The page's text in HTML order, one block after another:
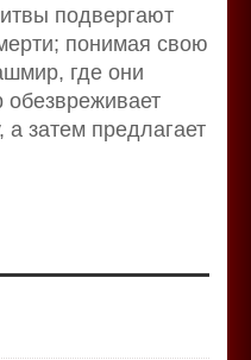
подвергают
понимая свою
где они
затем предлагает